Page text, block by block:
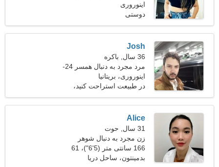
هستم
اینوروری
دوستی
Josh
36 سال, باکره
مرد مجرد به دنبال همسر 24-
33
اینوروری، بریتانیا
در طبیعت استراحت کنید،
ماساژ
Alice
31 سال, حوت
زن مجرد به دنبال شوهر
166 سانتی متر (5'6")، 61
کیلوگرم (134 پوند)
بدمینتون، ساحل دریا